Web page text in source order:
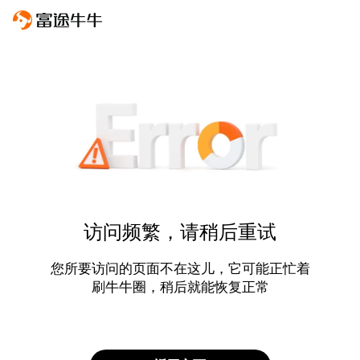
访问频繁，请稍后重试
您所要访问的页面不在这儿，它可能正忙着
刷牛牛圈，稍后就能恢复正常